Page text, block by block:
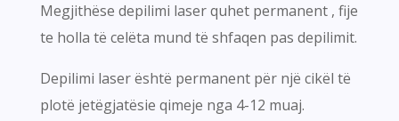
Megjithëse depilimi laser quhet permanent , fije
te holla të celëta mund të shfaqen pas depilimit.
Depilimi laser është permanent për një cikël të
plotë jetëgjatësie qimeje nga 4-12 muaj.